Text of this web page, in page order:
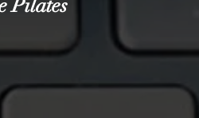
Pilates